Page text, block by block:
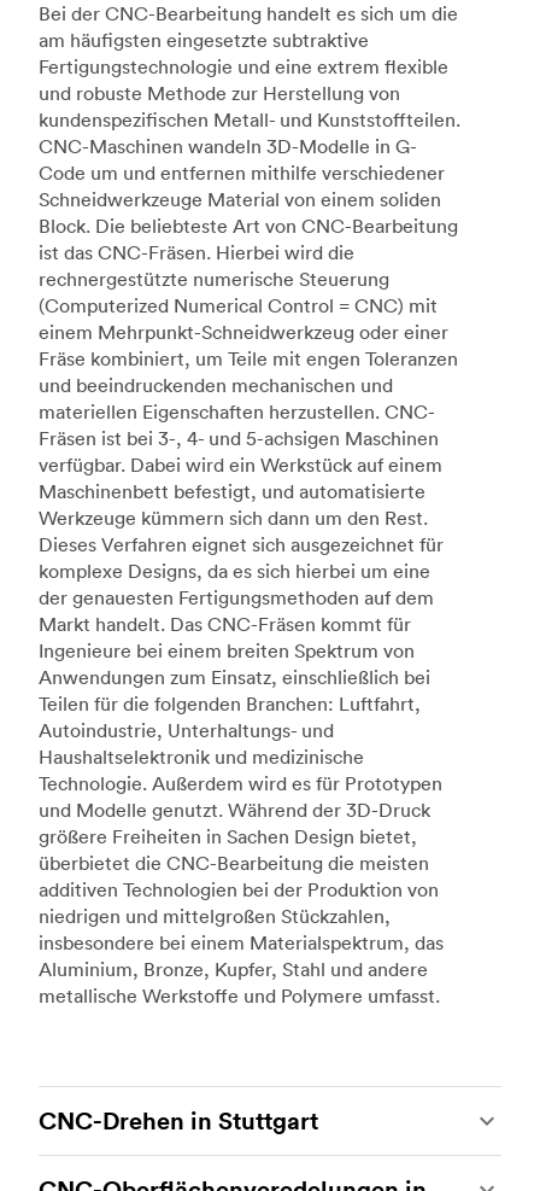
Bei der CNC-Bearbeitung handelt es sich um die
am häufigsten eingesetzte subtraktive
Fertigungstechnologie und eine extrem flexible
und robuste Methode zur Herstellung von
kundenspezifischen Metall- und Kunststoffteilen.
CNC-Maschinen wandeln 3D-Modelle in G-
Code um und entfernen mithilfe verschiedener
Schneidwerkzeuge Material von einem soliden
Block. Die beliebteste Art von CNC-Bearbeitung
ist das CNC-Fräsen. Hierbei wird die
rechnergestützte numerische Steuerung
(Computerized Numerical Control = CNC) mit
einem Mehrpunkt-Schneidwerkzeug oder einer
Fräse kombiniert, um Teile mit engen Toleranzen
und beeindruckenden mechanischen und
materiellen Eigenschaften herzustellen. CNC-
Fräsen ist bei 3-, 4- und 5-achsigen Maschinen
verfügbar. Dabei wird ein Werkstück auf einem
Maschinenbett befestigt, und automatisierte
Werkzeuge kümmern sich dann um den Rest.
Dieses Verfahren eignet sich ausgezeichnet für
komplexe Designs, da es sich hierbei um eine
der genauesten Fertigungsmethoden auf dem
Markt handelt. Das CNC-Fräsen kommt für
Ingenieure bei einem breiten Spektrum von
Anwendungen zum Einsatz, einschließlich bei
Teilen für die folgenden Branchen: Luftfahrt,
Autoindustrie, Unterhaltungs- und
Haushaltselektronik und medizinische
Technologie. Außerdem wird es für Prototypen
und Modelle genutzt. Während der 3D-Druck
größere Freiheiten in Sachen Design bietet,
überbietet die CNC-Bearbeitung die meisten
additiven Technologien bei der Produktion von
niedrigen und mittelgroßen Stückzahlen,
insbesondere bei einem Materialspektrum, das
Aluminium, Bronze, Kupfer, Stahl und andere
metallische Werkstoffe und Polymere umfasst.
CNC-Drehen in Stuttgart